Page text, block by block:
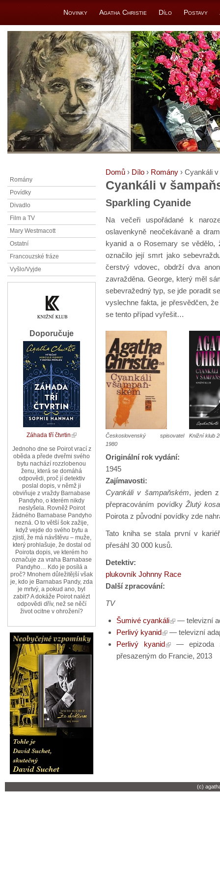
Novinky Agatha Christie Dílo Postavy
Domů › Dílo › Romány › Cyankáli
Cyankáli v
Sparkling Cyanide
Na večeři uspořádané k
oslavenkyně neočekávaně a
kyanid a o Rosemary se vědělo,
označilo její smrt jako
čerstvý vdovec, obdrží dva
zavražděna. George, který měl
sebevražedný typ, se jde poradit
vyslechne fakta, je přesvědčen,
se tento případ vyřešit…
Československý spisovatel
1980
Knižní klub
Originální rok vydání:
1945
Zajímavosti:
Cyankáli v šampaňském, jeden
přepracováním povídky Žlutý
Poirota z původní povídky zde
Tato kniha se stala první v
přesáhl 30 000 kusů.
Detektiv:
plukovník Johnny Race
Další zpracování:
TV
Šumivé cyankáli
— televizní
Perlivý kyanid
— televizní
Perlivý kyanid
— epizoda
přesazeným do Francie, 2013
Romány
Povídky
Divadlo
Film a TV
Mary Westmacott
Ostatní
Francouzské fráze
Vyšlo/Vyjde
Doporučuje
Záhada tří čtvrtin
Jednoho dne se Poirot vrací z
oběda a přede dveřmi svého
bytu nachází rozzlobenou
ženu, která se domáhá
odpovědi, proč jí detektiv
poslal dopis, v němž ji
obviňuje z vraždy Barnabase
Pandyho, o kterém nikdy
neslyšela. Rovněž Poirot
žádného Barnabase Pandyho
nezná. O to větší šok zažije,
když vejde do svého bytu a
zjistí, že má návštěvu – muže,
který prohlašuje, že dostal od
Poirota dopis, ve kterém ho
označuje za vraha Barnabase
Pandyho… Kdo je posílá a
proč? Mnohem důležitější však
je, kdo je Barnabas Pandy, zda
je mrtvý, a pokud ano, byl
zabit? A dokáže Poirot nalézt
odpovědi dřív, než se něčí
život ocitne v ohrožení?
(c)